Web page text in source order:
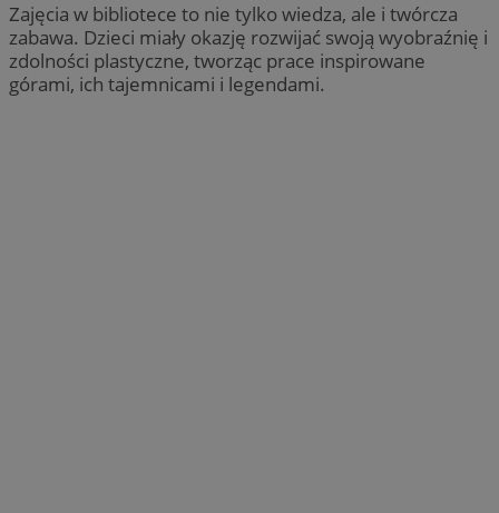
Zajęcia w bibliotece to nie tylko wiedza, ale i twórcza
zabawa. Dzieci miały okazję rozwijać swoją wyobraźnię i
zdolności plastyczne, tworząc prace inspirowane
górami, ich tajemnicami i legendami.